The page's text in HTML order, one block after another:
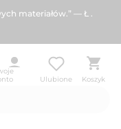
materiałów.” — Ł .
Ulubione Koszyk